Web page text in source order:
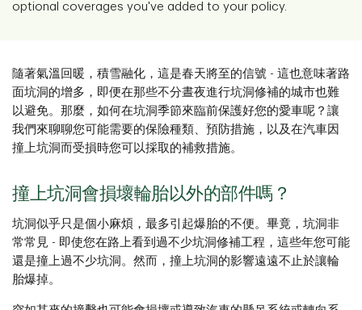
optional coverages you've added to your policy.
隨著氣溫回暖，積雪融化，這是春天將至的信號 - 這也意味著路
面坑洞的增多，即便在那些不分晝夜進行坑洞修補的城市也難
以避免。那麼，如何在坑洞季節來臨前保護好您的愛車呢？讓
我們來聊聊您可能需要的保險種類、預防措施，以及在汽車因
撞上坑洞而受損時您可以採取的補救措施。
撞上坑洞會損壞輪胎以外的部件嗎？
坑洞似乎只是個小麻煩，最多引起爆胎的不便。畢竟，坑洞非
常常見 - 即使您在路上看到過不少坑洞修補工程，這些年您可能
還是撞上過不少坑洞。然而，撞上坑洞的影響遠遠不止於讓輪
胎爆掉。